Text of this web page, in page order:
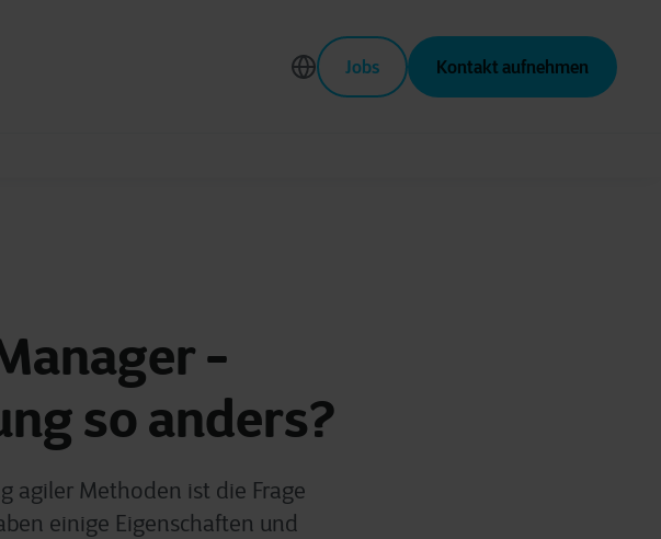
Jobs Kontakt aufnehmen
-
so anders?
agiler Methoden ist die Frage
einige Eigenschaften und